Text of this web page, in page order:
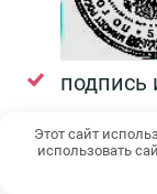
подпись
Этот сайт
использовать